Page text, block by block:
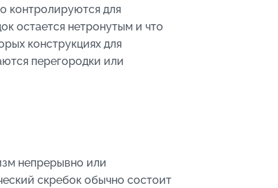
контролируются для
остается нетронутым и что
конструкциях для
перегородки или
непрерывно или
скребок обычно состоит